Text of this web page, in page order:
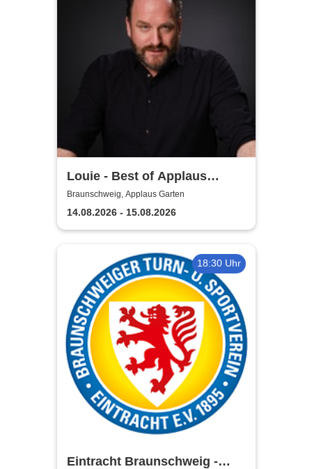
Louie - Best of Applaus
Garten
Braunschweig, Applaus Garten
14.08.2026 - 15.08.2026
18:30 Uhr
Eintracht Braunschweig -